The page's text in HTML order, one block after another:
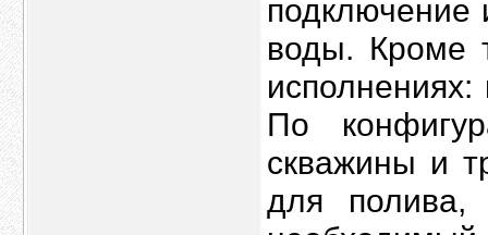
подключение
воды. Кроме
По
скважины и
для полива,